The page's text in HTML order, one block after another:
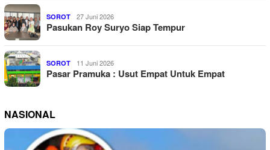
SOROT 27 Juni 2026
Pasukan Roy Suryo Siap Tempur
SOROT 11 Juni 2026
Pasar Pramuka : Usut Empat Untuk Empat
NASIONAL